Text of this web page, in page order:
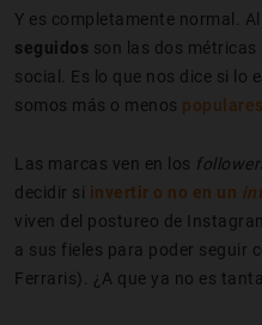
Y es completamente normal.
seguidos son las dos métricas
social. Es lo que nos dice si lo
somos más o menos populares
Las marcas ven en los
decidir si invertir o no en un
viven del postureo de
a sus fieles para poder seguir
Ferraris). ¿A que ya no es